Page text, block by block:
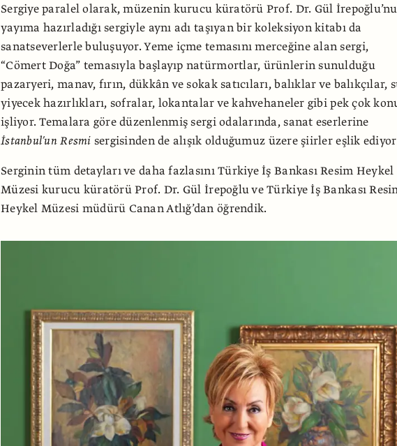
Sergiye paralel olarak, müzenin kurucu küratörü Prof. Dr. Gül
yayıma hazırladığı sergiyle aynı adı taşıyan bir koleksiyon kitabı da
sanatseverlerle buluşuyor. Yeme içme temasını merceğine alan sergi,
“Cömert Doğa” temasıyla başlayıp natürmortlar, ürünlerin sunulduğu
pazaryeri, manav, fırın, dükkân ve sokak satıcıları, balıklar ve balıkçılar,
yiyecek hazırlıkları, sofralar, lokantalar ve kahvehaneler gibi pek çok
işliyor. Temalara göre düzenlenmiş sergi odalarında, sanat eserlerine
İstanbul’un Resmi sergisinden de alışık olduğumuz üzere şiirler eşlik
Serginin tüm detayları ve daha fazlasını Türkiye İş Bankası Resim Heykel
Müzesi kurucu küratörü Prof. Dr. Gül İrepoğlu ve Türkiye İş Bankası
Heykel Müzesi müdürü Canan Atlığ’dan öğrendik.